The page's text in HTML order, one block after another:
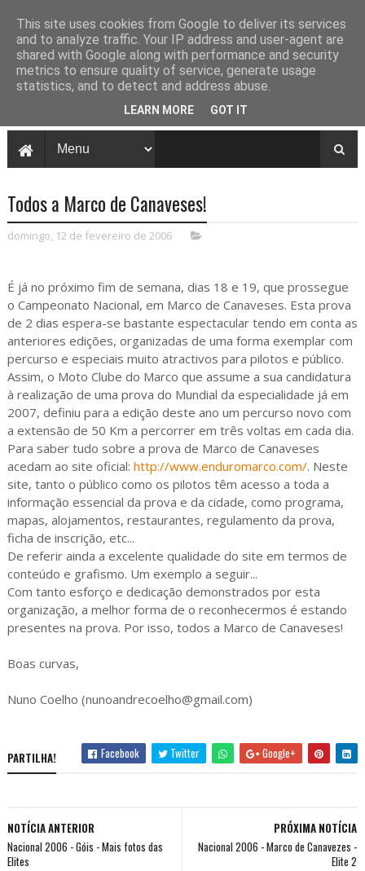
Todos a Marco de Canaveses!
domingo, 12 de fevereiro de 2006
É já no próximo fim de semana, dias 18 e 19, que prossegue
o Campeonato Nacional, em Marco de Canaveses. Esta prova
de 2 dias espera-se bastante espectacular tendo em conta as
anteriores edições, organizadas de uma forma exemplar com
percurso e especiais muito atractivos para pilotos e público.
Assim, o Moto Clube do Marco que assume a sua candidatura
à realização de uma prova do Mundial da especialidade já em
2007, definiu para a edição deste ano um percurso novo com
a extensão de 50 Km a percorrer em três voltas em cada dia.
Para saber tudo sobre a prova de Marco de Canaveses
acedam ao site oficial: http://www.enduromarco.com/. Neste
site, tanto o público como os pilotos têm acesso a toda a
informação essencial da prova e da cidade, como programa,
mapas, alojamentos, restaurantes, regulamento da prova,
ficha de inscrição, etc...
De referir ainda a excelente qualidade do site em termos de
conteúdo e grafismo. Um exemplo a seguir...
Com tanto esforço e dedicação demonstrados por esta
organização, a melhor forma de o reconhecermos é estando
presentes na prova. Por isso, todos a Marco de Canaveses!
Boas curvas,
Nuno Coelho (nunoandrecoelho@gmail.com)
PARTILHA! Facebook Twitter Google+
PRÓXIMA NOTÍCIA
Nacional 2006 - Marco de Canavezes -
Elite 2
NOTÍCIA ANTERIOR
Nacional 2006 - Góis - Mais fotos das
Elites
This site uses cookies from Google to deliver its services
and to analyze traffic. Your IP address and user-agent are
shared with Google along with performance and security
metrics to ensure quality of service, generate usage
statistics, and to detect and address abuse.
LEARN MORE GOT IT